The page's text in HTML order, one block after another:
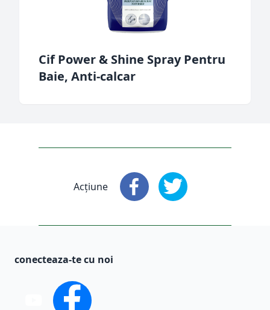
Cif Power & Shine Spray Pentru
Baie, Anti-calcar
Acțiune Acțiune: Facebook
Acțiune
conecteaza-te cu noi
You Tube Facebook